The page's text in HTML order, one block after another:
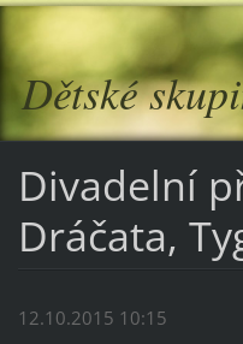
Dětské
Divadelní
Dráčata,
12.10.2015 10:15